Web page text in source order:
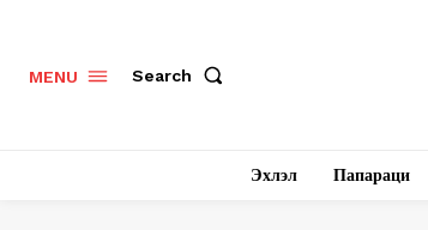
MENU Search
Эхлэл Папараци